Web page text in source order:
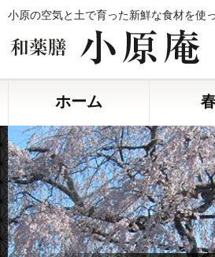
小原の空気と土で育った新鮮な食材を使
ホーム